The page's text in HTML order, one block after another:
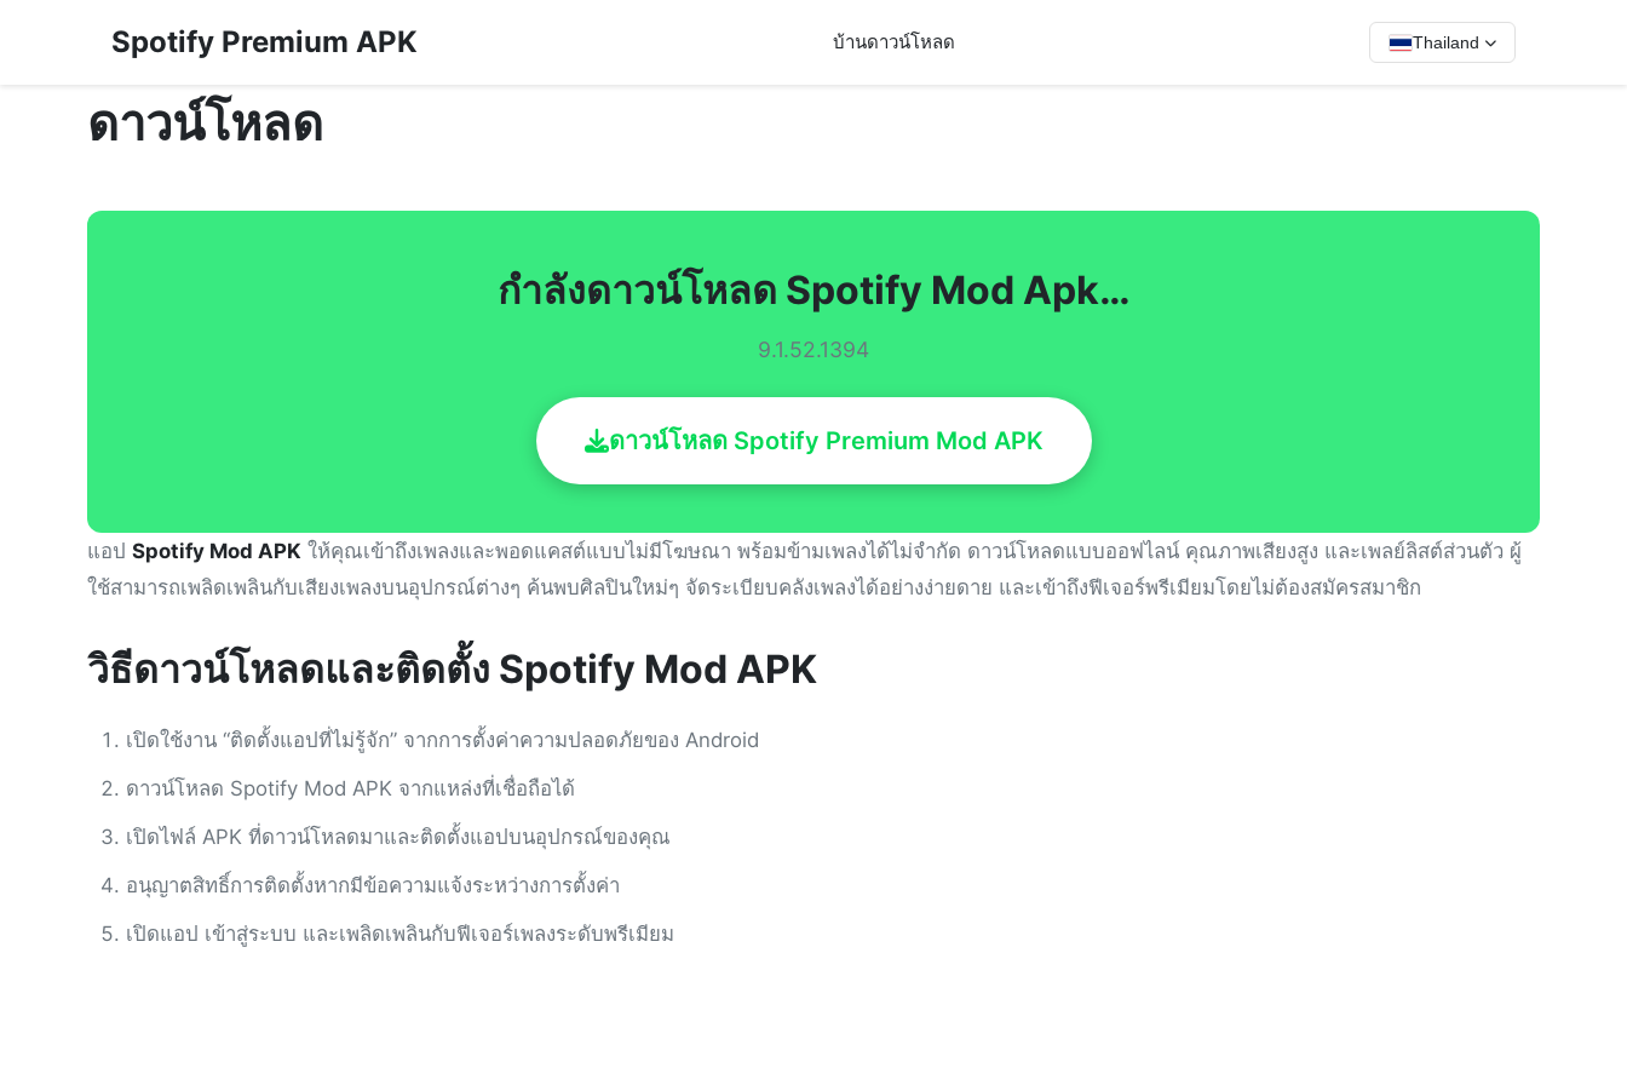
Spotify Premium APK บ้านดาวน์โหลด Thailand
ดาวน์โหลด
กำลังดาวน์โหลด Spotify Mod Apk…
9.1.52.1394
ดาวน์โหลด Spotify Premium Mod APK
แอป Spotify Mod APK ให้คุณเข้าถึงเพลงและพอดแคสต์แบบไม่มีโฆษณา พร้อมข้ามเพลงได้ไม่จำกัด ดาวน์โหลดแบบออฟไลน์ คุณภาพเสียงสูง และเพลย์ลิสต์ส่วนตัว ผู้
ใช้สามารถเพลิดเพลินกับเสียงเพลงบนอุปกรณ์ต่างๆ ค้นพบศิลปินใหม่ๆ จัดระเบียบคลังเพลงได้อย่างง่ายดาย และเข้าถึงฟีเจอร์พรีเมียมโดยไม่ต้องสมัครสมาชิก
วิธีดาวน์โหลดและติดตั้ง Spotify Mod APK
เปิดใช้งาน “ติดตั้งแอปที่ไม่รู้จัก” จากการตั้งค่าความปลอดภัยของ Android
ดาวน์โหลด Spotify Mod APK จากแหล่งที่เชื่อถือได้
เปิดไฟล์ APK ที่ดาวน์โหลดมาและติดตั้งแอปบนอุปกรณ์ของคุณ
อนุญาตสิทธิ์การติดตั้งหากมีข้อความแจ้งระหว่างการตั้งค่า
เปิดแอป เข้าสู่ระบบ และเพลิดเพลินกับฟีเจอร์เพลงระดับพรีเมียม